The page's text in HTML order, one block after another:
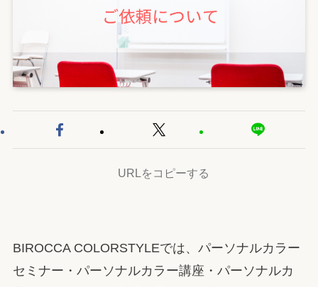
URLをコピーする
BIROCCA COLORSTYLEでは、パーソナルカラー
セミナー・パーソナルカラー講座・パーソナルカ